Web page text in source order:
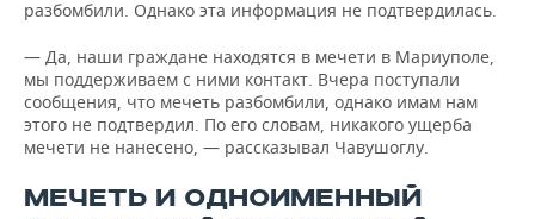
разбомбили. Однако эта информация не подтвердилась.
— Да, наши граждане находятся в мечети в Мариуполе,
мы поддерживаем с ними контакт. Вчера поступали
сообщения, что мечеть разбомбили, однако имам нам
этого не подтвердил. По его словам, никакого ущерба
мечети не нанесено, — рассказывал Чавушоглу.
МЕЧЕТЬ И ОДНОИМЕННЫЙ